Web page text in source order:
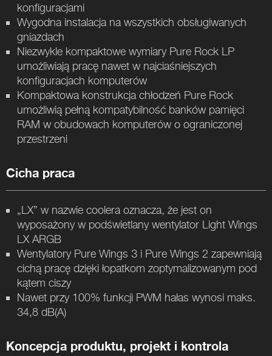
konfiguracjami
Wygodna instalacja na wszystkich obsługiwanych
gniazdach
Niezwykle kompaktowe wymiary Pure Rock LP
umożliwiają pracę nawet w najciaśniejszych
konfiguracjach komputerów
Kompaktowa konstrukcja chłodzeń Pure Rock
umożliwią pełną kompatybilność banków pamięci
RAM w obudowach komputerów o ograniczonej
przestrzeni
Cicha praca
„LX” w nazwie coolera oznacza, że jest on
wyposażony w podświetlany wentylator Light Wings
LX ARGB
Wentylatory Pure Wings 3 i Pure Wings 2 zapewniają
cichą pracę dzięki łopatkom zoptymalizowanym pod
kątem ciszy
Nawet przy 100% funkcji PWM hałas wynosi maks.
34,8 dB(A)
Koncepcja produktu, projekt i kontrola